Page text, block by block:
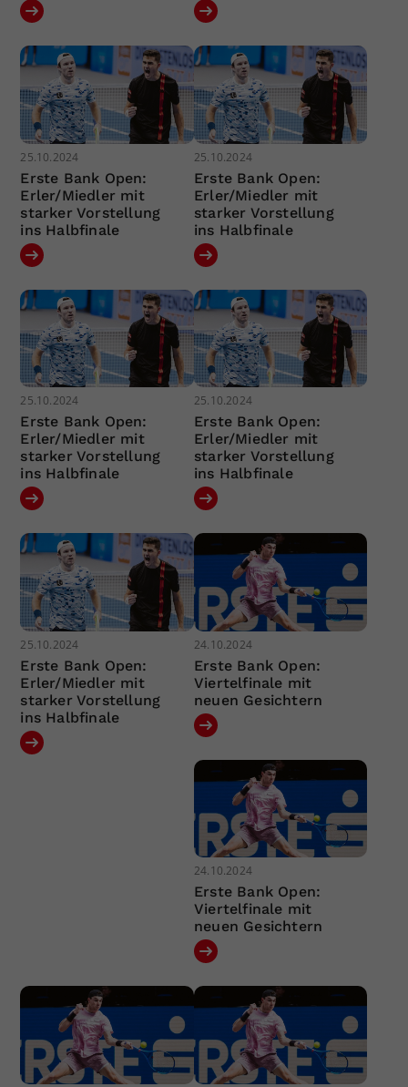
25.10.2024
Erste Bank Open:
Erler/Miedler mit
starker Vorstellung
ins Halbfinale
25.10.2024
Erste Bank Open:
Erler/Miedler mit
starker Vorstellung
ins Halbfinale
25.10.2024
Erste Bank Open:
Erler/Miedler mit
starker Vorstellung
ins Halbfinale
25.10.2024
Erste Bank Open:
Erler/Miedler mit
starker Vorstellung
ins Halbfinale
25.10.2024
Erste Bank Open:
Erler/Miedler mit
starker Vorstellung
ins Halbfinale
24.10.2024
Erste Bank Open:
Viertelfinale mit
neuen Gesichtern
24.10.2024
Erste Bank Open:
Viertelfinale mit
neuen Gesichtern